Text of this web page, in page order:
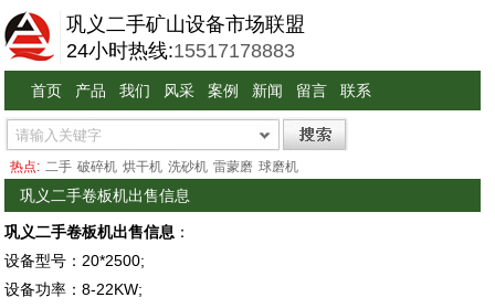
巩义二手矿山设备市场联盟
24小时热线:15517178883
首页 产品 我们 风采 案例 新闻 留言 联系
热点: 二手 破碎机 烘干机 洗砂机 雷蒙磨 球磨机
巩义二手卷板机出售信息
巩义二手卷板机出售信息 ：
设备型号：20*2500;
设备功率：8-22KW;